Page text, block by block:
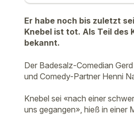
Er habe noch bis zuletzt
Knebel ist tot. Als Teil des
bekannt.
Der Badesalz-Comedian
und Comedy-Partner Henni
Knebel sei «nach einer
uns gegangen», hieß in einer